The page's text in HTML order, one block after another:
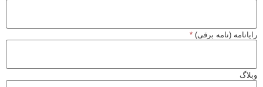
رایانامه (نامه برقی)*
وبلاگ